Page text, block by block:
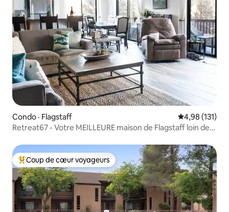
Condo · Flagstaff Note
4,98 (131)
Retreat67 - Votre MEILLEURE maison de Flagstaff loin de
Coup de cœur voyageurs parmi les plus aimés
Coup de cœur voyageurs